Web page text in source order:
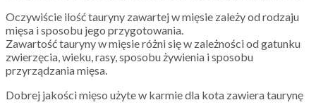
Oczywiście ilość tauryny zawartej w mięsie zależy od rodzaju
mięsa i sposobu jego przygotowania.
Zawartość tauryny w mięsie różni się w zależności od gatunku
zwierzęcia, wieku, rasy, sposobu żywienia i sposobu
przyrządzania mięsa.
Dobrej jakości mięso użyte w karmie dla kota zawiera taurynę